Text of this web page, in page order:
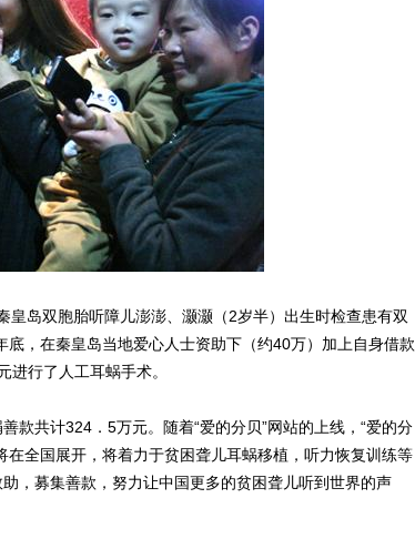
皇岛双胞胎听障儿澎澎、灏灏（2岁半）出生时检查患有双
，在秦皇岛当地爱心人士资助下（约40万）加上自身借款
进行了人工耳蜗手术。
共计324．5万元。随着“爱的分贝”网站的上线，“爱的分
在全国展开，将着力于贫困聋儿耳蜗移植，听力恢复训练等
，募集善款，努力让中国更多的贫困聋儿听到世界的声